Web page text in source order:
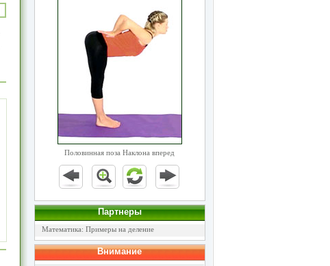
Половинная поза Наклона вперед
Партнеры
Математика: Примеры на деление
Внимание